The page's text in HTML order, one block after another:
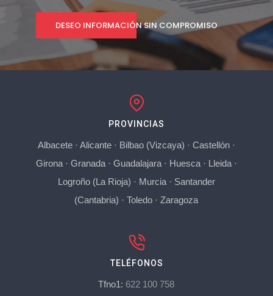
DESEO INFORMACIÓN SIN COMPROMISO
PROVINCIAS
Albacete· Alicante· Bilbao (Vizcaya) · Castellón·
Girona· Granada· Guadalajara· Huesca· Lleida·
Logroño (La Rioja) · Murcia· Santander
(Cantabria) ·Toledo ·Zaragoza
TELÉFONOS
Tfno1: 622 100 758